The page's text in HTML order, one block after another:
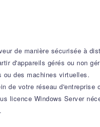
de manière sécurisée à
d'appareils gérés ou non
ou des machines virtuelles.
de votre réseau d'entreprise
licence Windows Server